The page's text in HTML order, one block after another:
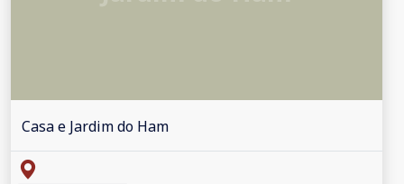
Casa e Jardim do Ham